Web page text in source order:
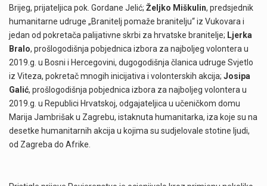
Brijeg, prijateljica pok. Gordane Jelić; Željko Miškulin, predsjednik
humanitarne udruge „Branitelj pomaže branitelju“ iz Vukovara i
jedan od pokretača palijativne skrbi za hrvatske branitelje; Ljerka
Bralo, prošlogodišnja pobjednica izbora za najboljeg volontera u
2019.g. u Bosni i Hercegovini, dugogodišnja članica udruge Svjetlo
iz Viteza, pokretač mnogih inicijativa i volonterskih akcija; Josipa
Galić, prošlogodišnja pobjednica izbora za najboljeg volontera u
2019.g. u Republici Hrvatskoj, odgajateljica u učeničkom domu
Marija Jambrišak u Zagrebu, istaknuta humanitarka, iza koje su na
desetke humanitarnih akcija u kojima su sudjelovale stotine ljudi,
od Zagreba do Afrike.